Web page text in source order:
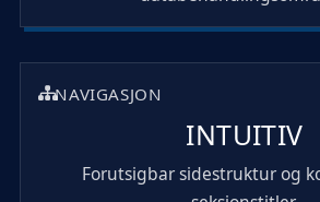
NAVIGASJON
INTUITIV
Forutsigbar sidestruktur og